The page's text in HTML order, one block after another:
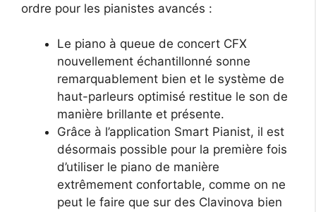
ordre pour les pianistes avancés :
Le piano à queue de concert CFX
nouvellement échantillonné sonne
remarquablement bien et le système de
haut-parleurs optimisé restitue le son de
manière brillante et présente.
Grâce à l’application Smart Pianist, il est
désormais possible pour la première fois
d’utiliser le piano de manière
extrêmement confortable, comme on ne
peut le faire que sur des Clavinova bien